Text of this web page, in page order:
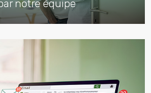
notre équipe